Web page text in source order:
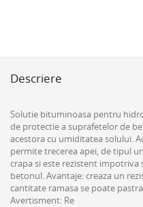
Descriere
Solutie bituminoasa pentru
de protectie a suprafetelor de
acestora cu umiditatea solului.
permite trecerea apei, de tipul
crapa si este rezistent
betonul. Avantaje: creaza un
cantitate ramasa se poate
Avertisment: Re